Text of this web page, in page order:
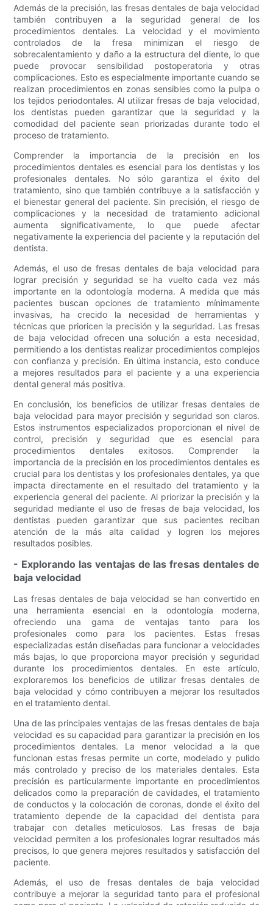
Además de la precisión, las fresas dentales de baja velocidad
también contribuyen a la seguridad general de los
procedimientos dentales. La velocidad y el movimiento
controlados de la fresa minimizan el riesgo de
sobrecalentamiento y daño a la estructura del diente, lo que
puede provocar sensibilidad postoperatoria y otras
complicaciones. Esto es especialmente importante cuando se
realizan procedimientos en zonas sensibles como la pulpa o
los tejidos periodontales. Al utilizar fresas de baja velocidad,
los dentistas pueden garantizar que la seguridad y la
comodidad del paciente sean priorizadas durante todo el
proceso de tratamiento.
Comprender la importancia de la precisión en los
procedimientos dentales es esencial para los dentistas y los
profesionales dentales. No sólo garantiza el éxito del
tratamiento, sino que también contribuye a la satisfacción y
el bienestar general del paciente. Sin precisión, el riesgo de
complicaciones y la necesidad de tratamiento adicional
aumenta significativamente, lo que puede afectar
negativamente la experiencia del paciente y la reputación del
dentista.
Además, el uso de fresas dentales de baja velocidad para
lograr precisión y seguridad se ha vuelto cada vez más
importante en la odontología moderna. A medida que más
pacientes buscan opciones de tratamiento mínimamente
invasivas, ha crecido la necesidad de herramientas y
técnicas que prioricen la precisión y la seguridad. Las fresas
de baja velocidad ofrecen una solución a esta necesidad,
permitiendo a los dentistas realizar procedimientos complejos
con confianza y precisión. En última instancia, esto conduce
a mejores resultados para el paciente y a una experiencia
dental general más positiva.
En conclusión, los beneficios de utilizar fresas dentales de
baja velocidad para mayor precisión y seguridad son claros.
Estos instrumentos especializados proporcionan el nivel de
control, precisión y seguridad que es esencial para
procedimientos dentales exitosos. Comprender la
importancia de la precisión en los procedimientos dentales es
crucial para los dentistas y los profesionales dentales, ya que
impacta directamente en el resultado del tratamiento y la
experiencia general del paciente. Al priorizar la precisión y la
seguridad mediante el uso de fresas de baja velocidad, los
dentistas pueden garantizar que sus pacientes reciban
atención de la más alta calidad y logren los mejores
resultados posibles.
- Explorando las ventajas de las fresas dentales de
baja velocidad
Las fresas dentales de baja velocidad se han convertido en
una herramienta esencial en la odontología moderna,
ofreciendo una gama de ventajas tanto para los
profesionales como para los pacientes. Estas fresas
especializadas están diseñadas para funcionar a velocidades
más bajas, lo que proporciona mayor precisión y seguridad
durante los procedimientos dentales. En este artículo,
exploraremos los beneficios de utilizar fresas dentales de
baja velocidad y cómo contribuyen a mejorar los resultados
en el tratamiento dental.
Una de las principales ventajas de las fresas dentales de baja
velocidad es su capacidad para garantizar la precisión en los
procedimientos dentales. La menor velocidad a la que
funcionan estas fresas permite un corte, modelado y pulido
más controlado y preciso de los materiales dentales. Esta
precisión es particularmente importante en procedimientos
delicados como la preparación de cavidades, el tratamiento
de conductos y la colocación de coronas, donde el éxito del
tratamiento depende de la capacidad del dentista para
trabajar con detalles meticulosos. Las fresas de baja
velocidad permiten a los profesionales lograr resultados más
precisos, lo que genera mejores resultados y satisfacción del
paciente.
Además, el uso de fresas dentales de baja velocidad
contribuye a mejorar la seguridad tanto para el profesional